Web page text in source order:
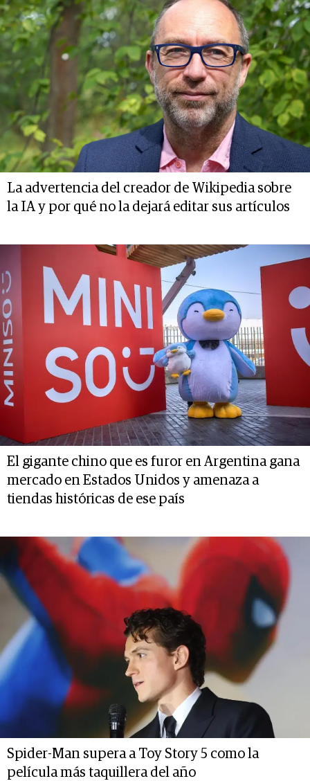
La advertencia del creador de Wikipedia sobre
la IA y por qué no la dejará editar sus artículos
El gigante chino que es furor en Argentina gana
mercado en Estados Unidos y amenaza a
tiendas históricas de ese país
Spider-Man supera a Toy Story 5 como la
película más taquillera del año